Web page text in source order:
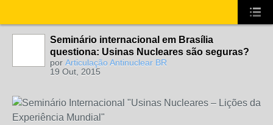
Seminário internacional em Brasília
questiona: Usinas Nucleares são seguras?
por Articulação Antinuclear BR
19 Out, 2015